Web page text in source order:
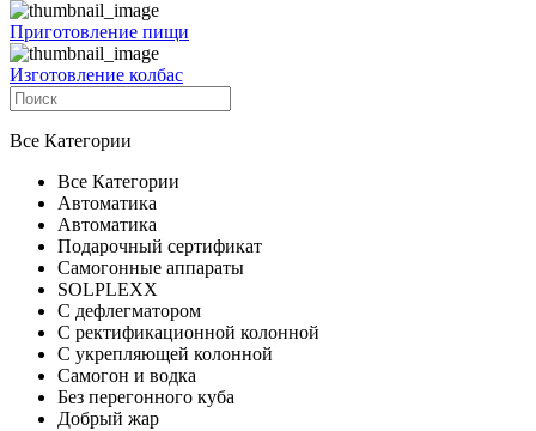
Приготовление пищи
Изготовление колбас
Все Категории
Все Категории
Автоматика
Автоматика
Подарочный сертификат
Самогонные аппараты
SOLPLEXX
С дефлегматором
С ректификационной колонной
С укрепляющей колонной
Самогон и водка
Без перегонного куба
Добрый жар